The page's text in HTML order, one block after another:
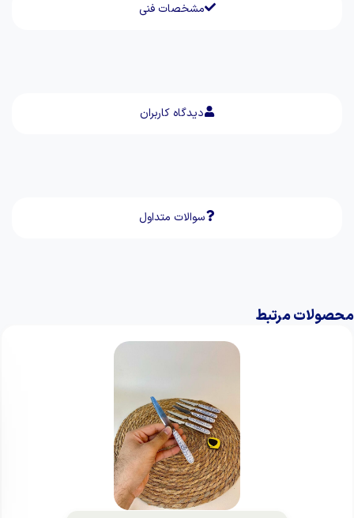
مشخصات فنی
دیدگاه کاربران
سوالات متداول
محصولات مرتبط